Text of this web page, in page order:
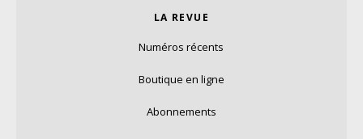
LA REVUE
Numéros récents
Boutique en ligne
Abonnements